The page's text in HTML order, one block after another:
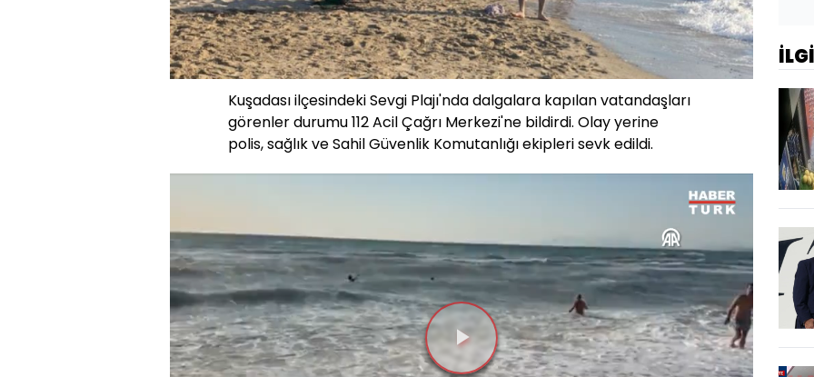
Kuşadası ilçesindeki Sevgi Plajı'nda dalgalara kapılan vatandaşları
görenler durumu 112 Acil Çağrı Merkezi'ne bildirdi. Olay yerine
polis, sağlık ve Sahil Güvenlik Komutanlığı ekipleri sevk edildi.
Videoyu